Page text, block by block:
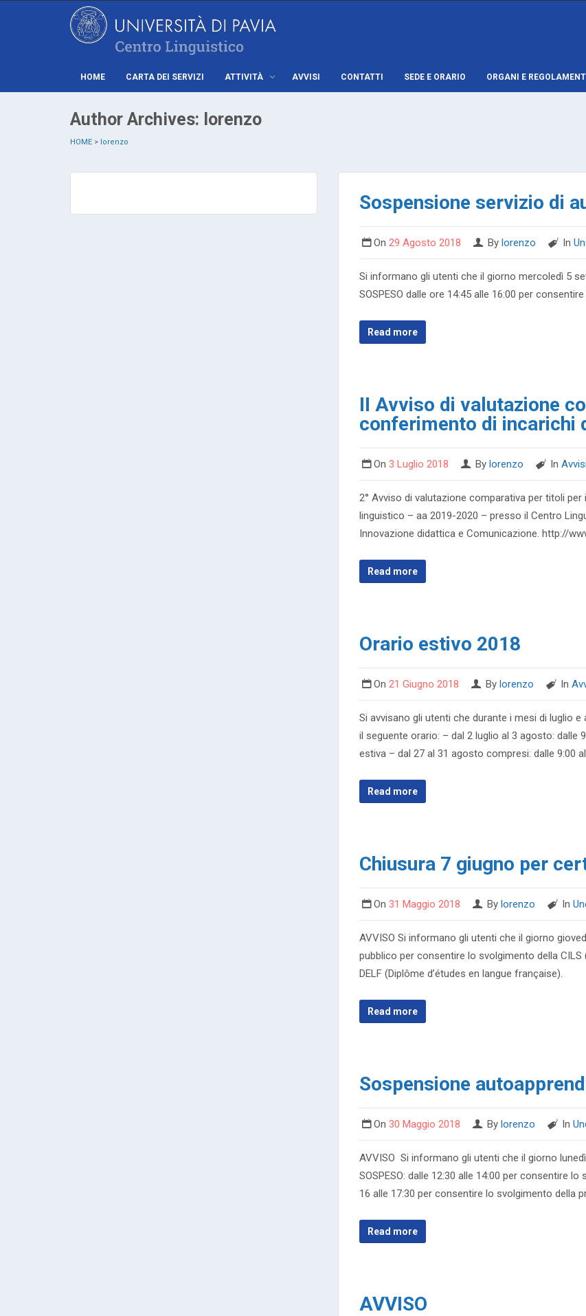
HOME CARTA DEI SERVIZI ATTIVITÀ AVVISI CONTATTI SEDE E ORARIO ORGANI E REGOLAMENTI
Author Archives: lorenzo
HOME > lorenzo
Sospensione servizio di
On 29 Agosto 2018 By lorenzo In
Si informano gli utenti che il giorno mercoledì 5
SOSPESO dalle ore 14:45 alle 16:00 per
Read more
II Avviso di valutazione
conferimento di incarichi
On 3 Luglio 2018 By lorenzo In
2° Avviso di valutazione comparativa per titoli
linguistico – aa 2019-2020 – presso il Centro
Innovazione didattica e Comunicazione. http://
Read more
Orario estivo 2018
On 21 Giugno 2018 By lorenzo In
Si avvisano gli utenti che durante i mesi di luglio
il seguente orario: – dal 2 luglio al 3 agosto:
estiva – dal 27 al 31 agosto compresi: dalle 9:00
Read more
Chiusura 7 giugno per
On 31 Maggio 2018 By lorenzo In
AVVISO Si informano gli utenti che il giorno
pubblico per consentire lo svolgimento della
DELF (Diplôme d’études en langue française).
Read more
Sospensione
On 30 Maggio 2018 By lorenzo In
AVVISO Si informano gli utenti che il giorno
SOSPESO: dalle 12:30 alle 14:00 per consentire
16 alle 17:30 per consentire lo svolgimento della
Read more
AVVISO